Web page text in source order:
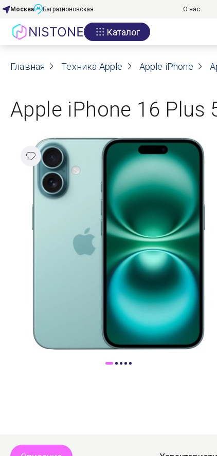
Акции
О нас
Реквизиты
Контакты
Гарантия
Доставка
Москва Багратионовская О нас
Каталог
Главная Техника Apple Apple iPhone
Apple iPhone 16 Plus